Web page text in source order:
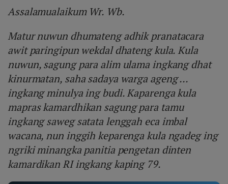
Assalamualaikum Wr. Wb.
Matur nuwun dhumateng adhik pranatacara
awit paringipun wekdal dhateng kula. Kula
nuwun, sagung para alim ulama ingkang dhat
kinurmatan, saha sadaya warga ageng ...
ingkang minulya ing budi. Kaparenga kula
mapras kamardhikan sagung para tamu
ingkang saweg satata lenggah eca imbal
wacana, nun inggih keparenga kula ngadeg ing
ngriki minangka panitia pengetan dinten
kamardikan RI ingkang kaping 79.